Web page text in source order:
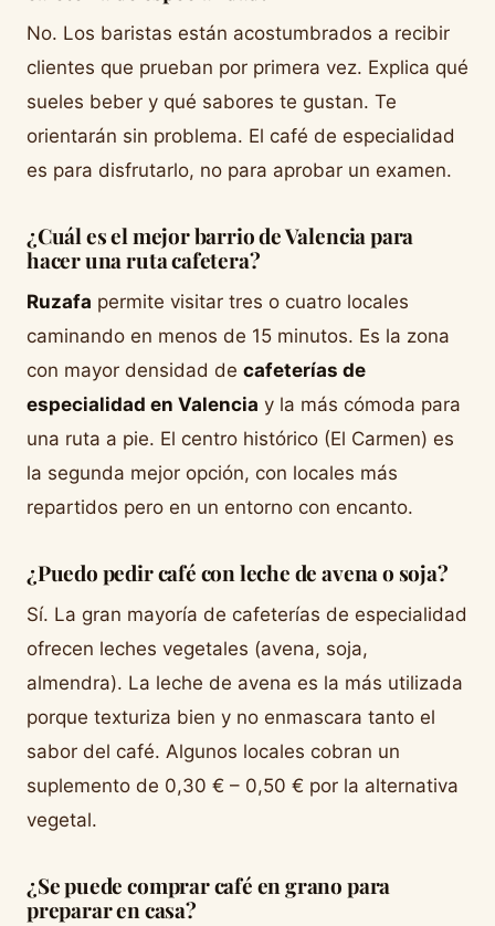
No. Los baristas están acostumbrados a recibir
clientes que prueban por primera vez. Explica qué
sueles beber y qué sabores te gustan. Te
orientarán sin problema. El café de especialidad
es para disfrutarlo, no para aprobar un examen.
¿Cuál es el mejor barrio de Valencia para
hacer una ruta cafetera?
Ruzafa permite visitar tres o cuatro locales
caminando en menos de 15 minutos. Es la zona
con mayor densidad de cafeterías de
especialidad en Valencia y la más cómoda para
una ruta a pie. El centro histórico (El Carmen) es
la segunda mejor opción, con locales más
repartidos pero en un entorno con encanto.
¿Puedo pedir café con leche de avena o soja?
Sí. La gran mayoría de cafeterías de especialidad
ofrecen leches vegetales (avena, soja,
almendra). La leche de avena es la más utilizada
porque texturiza bien y no enmascara tanto el
sabor del café. Algunos locales cobran un
suplemento de 0,30 € – 0,50 € por la alternativa
vegetal.
¿Se puede comprar café en grano para
preparar en casa?